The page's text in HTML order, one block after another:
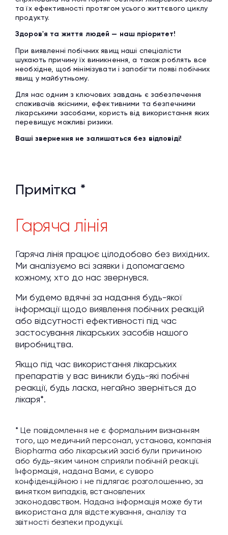
та їх ефективності протягом усього життєвого циклу
продукту.
Здоров'я та життя людей — наш пріоритет!
При виявленні побічних явищ наші спеціалісти
шукають причину їх виникнення, а також роблять все
необхідне, щоб мінімізувати і запобігти появі побічних
явищ у майбутньому.
Для нас одним з ключових завдань є забезпечення
споживачів якісними, ефективними та безпечними
лікарськими засобами, користь від використання яких
перевищує можливі ризики.
Ваші звернення не залишаться без відповіді!
Примітка *
Гаряча лінія
Гаряча лінія працює цілодобово без вихідних.
Ми аналізуємо всі заявки і допомагаємо
кожному, хто до нас звернувся.
Ми будемо вдячні за надання будь-якої
інформації щодо виявлення побічних реакцій
або відсутності ефективності під час
застосування лікарських засобів нашого
виробництва.
Якщо під час використання лікарських
препаратів у вас виникли будь-які побічні
реакції, будь ласка, негайно зверніться до
лікаря*.
* Це повідомлення не є формальним визнанням
того, що медичний персонал, установа, компанія
Biopharma або лікарський засіб були причиною
або будь-яким чином сприяли побічній реакції.
Інформація, надана Вами, є суворо
конфіденційною і не підлягає розголошенню, за
винятком випадків, встановлених
законодавством. Надана інформація може бути
використана для відстежування, аналізу та
звітності безпеки продукції.